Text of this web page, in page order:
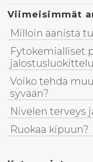
Viimeisimmät
Milloin äänistä
Fytokemialliset
Voiko tehdä
syvään?
Nivelen terveys
Ruokaa kipuun?